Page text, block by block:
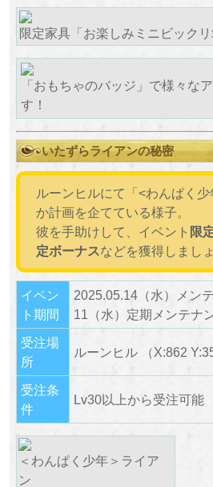
限定家具「お楽しみミニビックリ
「おもちゃのバッジ」で様々な
す！
いたずらライアンの秘密
ルーンヒルにて「<わんぱく
か計画を企てている様子。
彼を手助けして、イベント 限
定ボーナスなどを獲得しまし
イベン
ト期間
2025.05.14（水）メン
11（水）定期メンテナ
受注場
所
ルーンヒル （X:862
受注条
件
Lv30以上から受注可能
＜わんぱく少年＞ライア
ン